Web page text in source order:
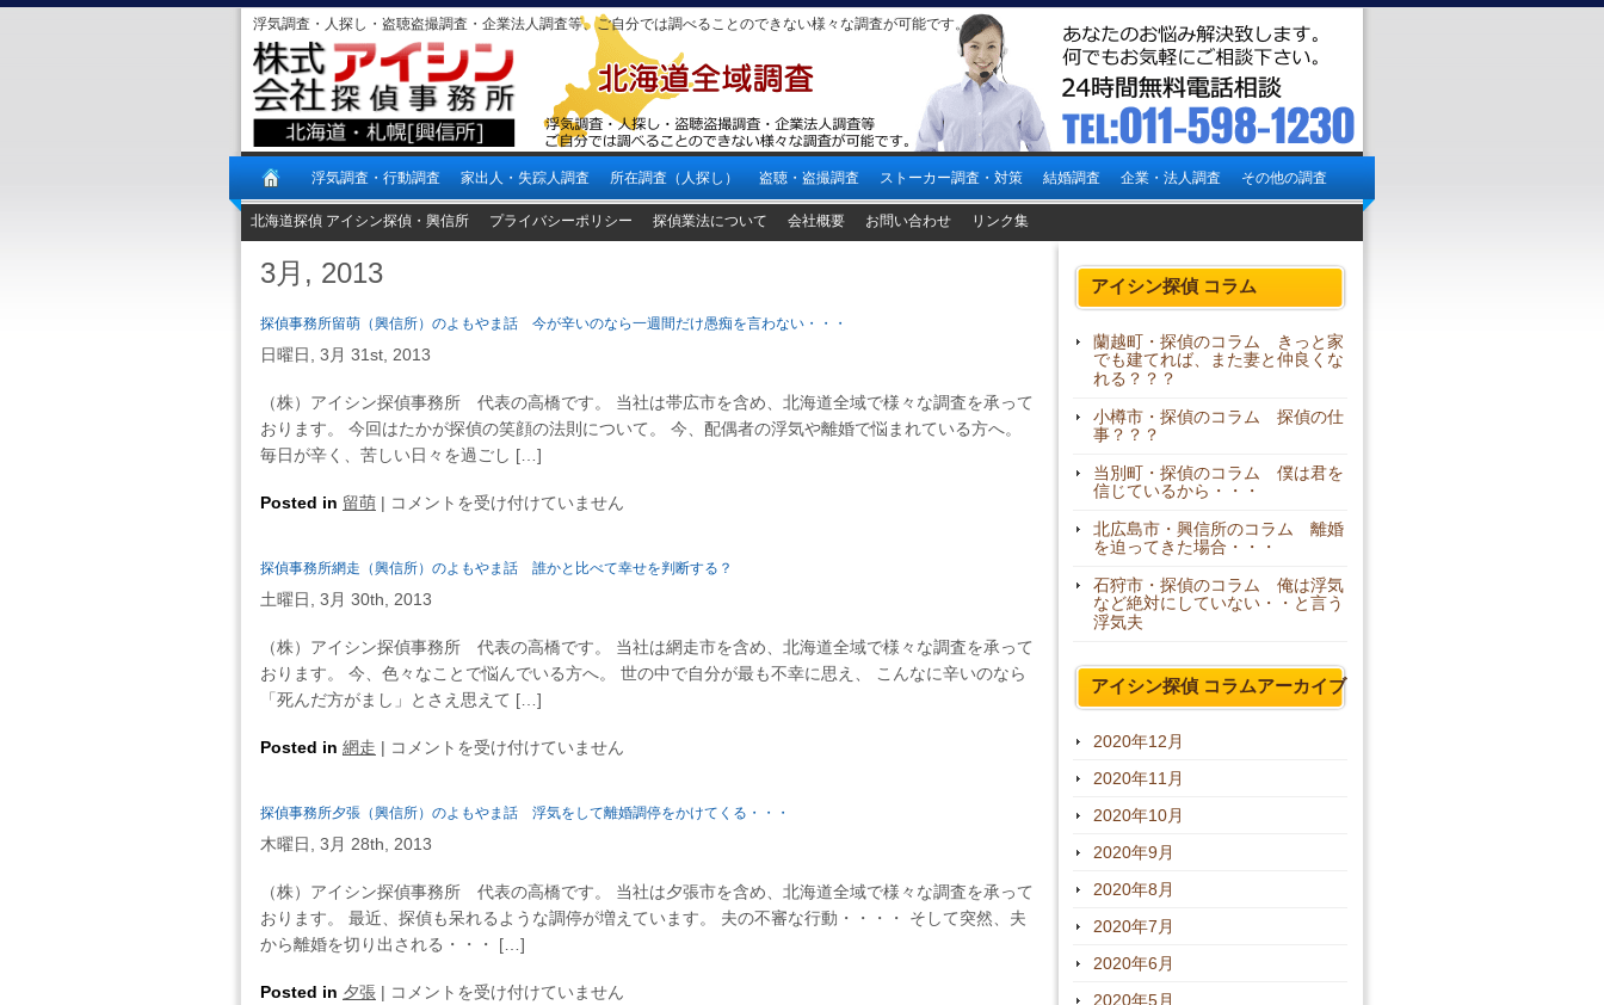
浮気調査・人探し・盗聴盗撮調査・企業法人調査等、ご自分では調べることのできない様々な調査が可能です。
浮気調査・行動調査 家出人・失踪人調査 所在調査（人探し） 盗聴・盗撮調査 ストーカー調査・対策 結婚調査 企業・法人調査 その他の調査
北海道探偵 アイシン探偵・興信所 プライバシーポリシー 探偵業法について 会社概要 お問い合わせ リンク集
3月, 2013
探偵事務所留萌（興信所）のよもやま話 今が辛いのなら一週間だけ愚痴を言わない・・・
日曜日, 3月 31st, 2013
（株）アイシン探偵事務所 代表の高橋です。 当社は帯広市を含め、北海道全域で様々な調査を承って
おります。 今回はたかが探偵の笑顔の法則について。 今、配偶者の浮気や離婚で悩まれている方へ。
毎日が辛く、苦しい日々を過ごし […]
Posted in 留萌 | 探
務
所
萌
（興
信
所）
も
や
話
今
が
い
コメントを受け付けていません
探偵事務所網走（興信所）のよもやま話 誰かと比べて幸せを判断する？
土曜日, 3月 30th, 2013
（株）アイシン探偵事務所 代表の高橋です。 当社は網走市を含め、北海道全域で様々な調査を承って
おります。 今、色々なことで悩んでいる方へ。 世の中で自分が最も不幸に思え、 こんなに辛いのなら
「死んだ方がまし」とさえ思えて […]
Posted in 網走 | 探
務
所
走
（興
信
所）
コメントを受け付けていません
探偵事務所夕張（興信所）のよもやま話 浮気をして離婚調停をかけてくる・・・
木曜日, 3月 28th, 2013
（株）アイシン探偵事務所 代表の高橋です。 当社は夕張市を含め、北海道全域で様々な調査を承って
おります。 最近、探偵も呆れるような調停が増えています。 夫の不審な行動・・・・ そして突然、夫
から離婚を切り出される・・・ […]
Posted in 夕張 | 探
コメントを受け付けていません
アイシン探偵 コラム
蘭越町・探偵のコラム きっと家
でも建てれば、また妻と仲良くな
れる？？？
小樽市・探偵のコラム 探偵の仕
事？？？
当別町・探偵のコラム 僕は君を
信じているから・・・
北広島市・興信所のコラム 離婚
を迫ってきた場合・・・
石狩市・探偵のコラム 俺は浮気
など絶対にしていない・・と言う
浮気夫
アイシン探偵 コラムアーカイブ
2020年12月
2020年11月
2020年10月
2020年9月
2020年8月
2020年7月
2020年6月
2020年5月